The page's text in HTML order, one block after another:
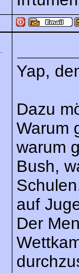
Yap,
Dazu
Warum
warum
Bush,
auf
Der